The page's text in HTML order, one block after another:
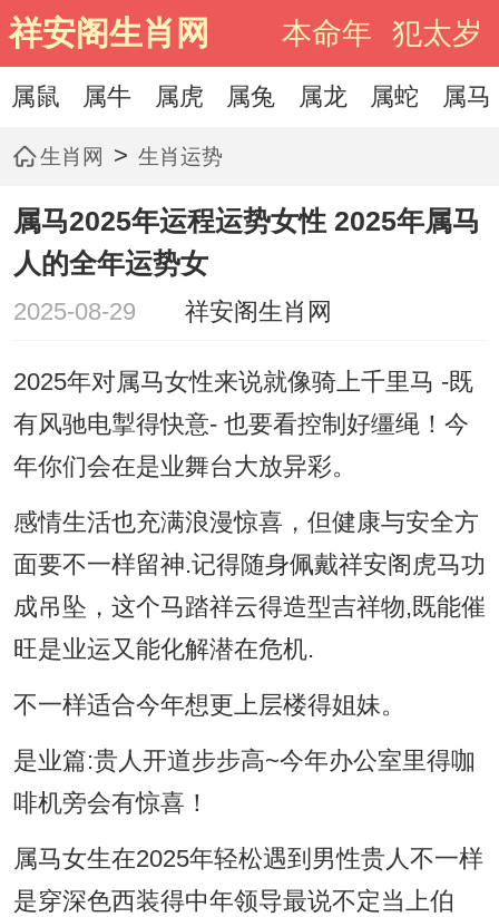
祥安阁生肖网 本命年 犯太岁
属鼠 属牛 属虎 属兔 属龙 属蛇 属马
生肖网 > 生肖运势
属马2025年运程运势女性 2025年属马
人的全年运势女
2025-08-29 祥安阁生肖网
2025年对属马女性来说就像骑上千里马 -既
有风驰电掣得快意- 也要看控制好缰绳！今
年你们会在是业舞台大放异彩。
感情生活也充满浪漫惊喜，但健康与安全方
面要不一样留神.记得随身佩戴祥安阁虎马功
成吊坠，这个马踏祥云得造型吉祥物,既能催
旺是业运又能化解潜在危机.
不一样适合今年想更上层楼得姐妹。
是业篇:贵人开道步步高~今年办公室里得咖
啡机旁会有惊喜！
属马女生在2025年轻松遇到男性贵人不一样
是穿深色西装得中年领导最说不定当上伯